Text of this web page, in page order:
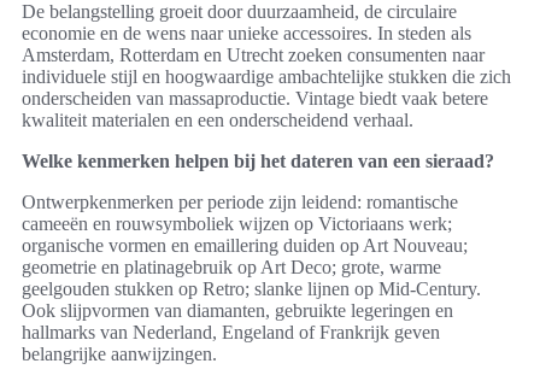
De belangstelling groeit door duurzaamheid, de circulaire
economie en de wens naar unieke accessoires. In steden als
Amsterdam, Rotterdam en Utrecht zoeken consumenten naar
individuele stijl en hoogwaardige ambachtelijke stukken die zich
onderscheiden van massaproductie. Vintage biedt vaak betere
kwaliteit materialen en een onderscheidend verhaal.
Welke kenmerken helpen bij het dateren van een sieraad?
Ontwerpkenmerken per periode zijn leidend: romantische
cameeën en rouwsymboliek wijzen op Victoriaans werk;
organische vormen en emaillering duiden op Art Nouveau;
geometrie en platinagebruik op Art Deco; grote, warme
geelgouden stukken op Retro; slanke lijnen op Mid‑Century.
Ook slijpvormen van diamanten, gebruikte legeringen en
hallmarks van Nederland, Engeland of Frankrijk geven
belangrijke aanwijzingen.